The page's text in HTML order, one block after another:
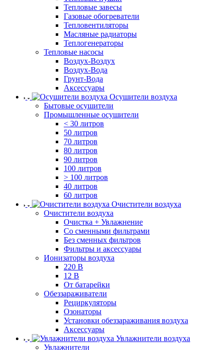
Тепловые завесы
Газовые обогреватели
Тепловентиляторы
Масляные радиаторы
Теплогенераторы
Тепловые насосы
Воздух-Воздух
Воздух-Вода
Грунт-Вода
Аксессуары
Осушители воздуха
Бытовые осушители
Промышленные осушители
< 30 литров
50 литров
70 литров
80 литров
90 литров
100 литров
> 100 литров
40 литров
60 литров
Очистители воздуха
Очистители воздуха
Очистка + Увлажнение
Cо сменными фильтрами
Без сменных фильтров
Фильтры и аксессуары
Ионизаторы воздуха
220 В
12 В
От батарейки
Обеззараживатели
Рециркуляторы
Озонаторы
Установки обеззараживания воздуха
Аксессуары
Увлажнители воздуха
Увлажнители